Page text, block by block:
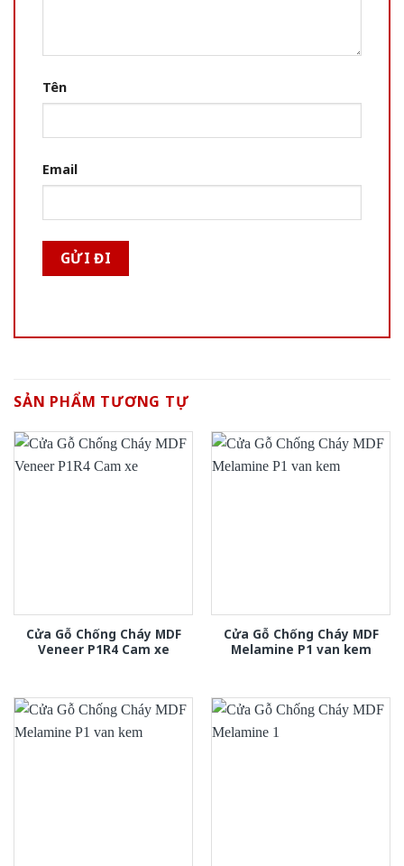
Tên
Email
SẢN PHẨM TƯƠNG TỰ
Cửa Gỗ Chống Cháy MDF
Veneer P1R4 Cam xe
Cửa Gỗ Chống Cháy MDF
Melamine P1 van kem